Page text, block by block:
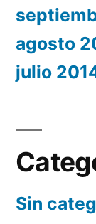
agosto
julio
Sin